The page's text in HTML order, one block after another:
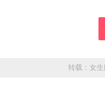
转载： 女